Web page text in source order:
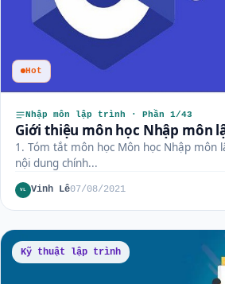
Hot
Nhập môn lập trình · Phần 1/43
Giới thiệu môn học Nhập môn
1. Tóm tắt môn học Môn học Nhập môn
nội dung chính...
VL Vinh Lê07/08/2021
Kỹ thuật lập trình